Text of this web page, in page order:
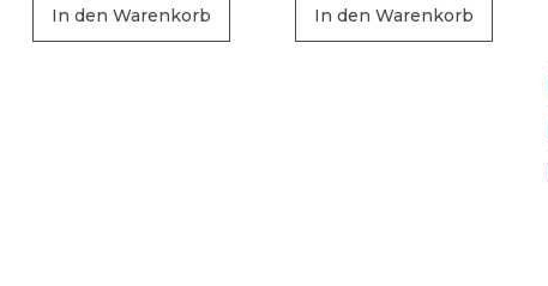
war:
€8,66
ist:
€4,00.
In den Warenkorb
war:
€8,66
ist:
€4,00.
In den Warenkorb